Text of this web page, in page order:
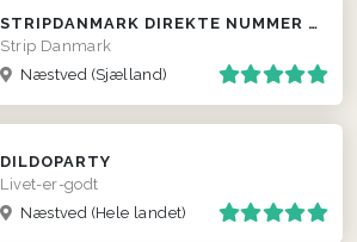
STRIPDANMARK DIREKTE NUMMER TIL STRIPPEREN
Strip Danmark
Næstved (Sjælland)
DILDOPARTY
Livet-er-godt
Næstved (Hele landet)